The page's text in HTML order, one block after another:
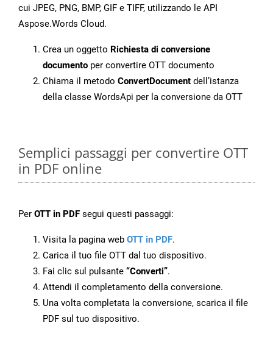
cui JPEG, PNG, BMP, GIF e TIFF, utilizzando le API
Aspose.Words Cloud.
Crea un oggetto Richiesta di conversione
documento per convertire OTT documento
Chiama il metodo ConvertDocument dell’istanza
della classe WordsApi per la conversione da OTT
Semplici passaggi per convertire OTT
in PDF online
Per OTT in PDF segui questi passaggi:
Visita la pagina web OTT in PDF.
Carica il tuo file OTT dal tuo dispositivo.
Fai clic sul pulsante “Converti”.
Attendi il completamento della conversione.
Una volta completata la conversione, scarica il file
PDF sul tuo dispositivo.